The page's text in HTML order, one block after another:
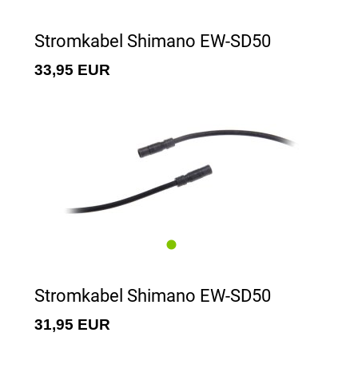
Stromkabel Shimano EW-SD50
33,95 EUR
Stromkabel Shimano EW-SD50
31,95 EUR